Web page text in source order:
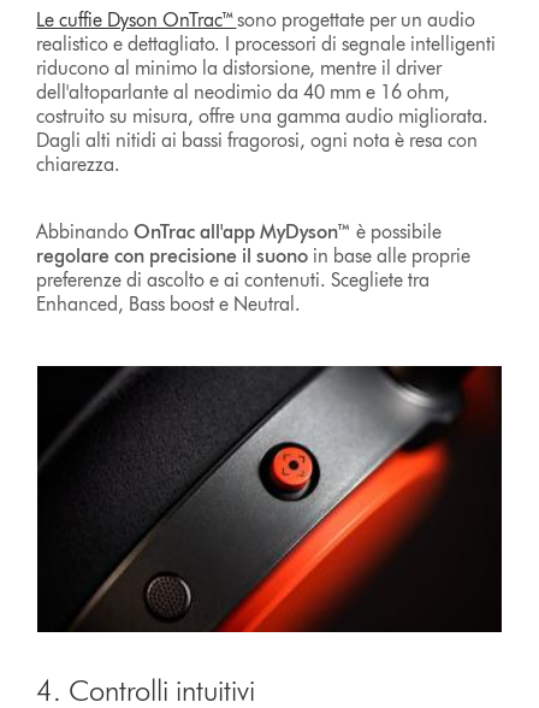
Le cuffie Dyson OnTrac™sono progettate per un audio
realistico e dettagliato. I processori di segnale intelligenti
riducono al minimo la distorsione, mentre il driver
dell'altoparlante al neodimio da 40 mm e 16 ohm,
costruito su misura, offre una gamma audio migliorata.
Dagli alti nitidi ai bassi fragorosi, ogni nota è resa con
chiarezza.
AbbinandoOnTrac all'app MyDyson™ è possibile
regolare con precisione il suono in base alle proprie
preferenze di ascolto e ai contenuti. Scegliete tra
Enhanced, Bass boost e Neutral.
4. Controlli intuitivi